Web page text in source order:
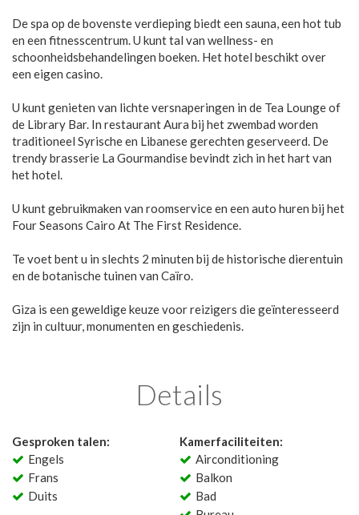
De spa op de bovenste verdieping biedt een sauna, een hot tub
en een fitnesscentrum. U kunt tal van wellness- en
schoonheidsbehandelingen boeken. Het hotel beschikt over
een eigen casino.
U kunt genieten van lichte versnaperingen in de Tea Lounge of
de Library Bar. In restaurant Aura bij het zwembad worden
traditioneel Syrische en Libanese gerechten geserveerd. De
trendy brasserie La Gourmandise bevindt zich in het hart van
het hotel.
U kunt gebruikmaken van roomservice en een auto huren bij het
Four Seasons Cairo At The First Residence.
Te voet bent u in slechts 2 minuten bij de historische dierentuin
en de botanische tuinen van Caïro.
Giza is een geweldige keuze voor reizigers die geïnteresseerd
zijn in cultuur, monumenten en geschiedenis.
Details
Gesproken talen:
Engels
Frans
Duits
Kamerfaciliteiten:
Airconditioning
Balkon
Bad